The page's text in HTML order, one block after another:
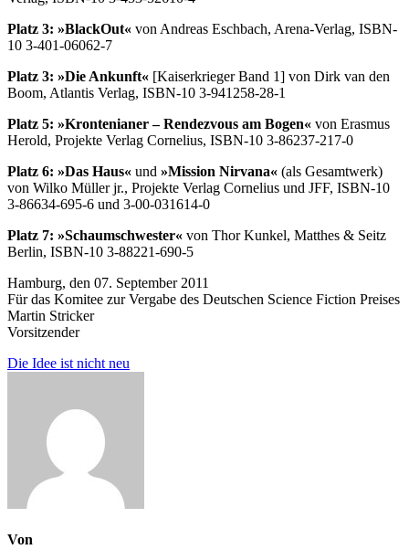
Platz 3: »BlackOut« von Andreas Eschbach, Arena-Verlag, ISBN-
10 3-401-06062-7
Platz 3: »Die Ankunft« [Kaiserkrieger Band 1] von Dirk van den
Boom, Atlantis Verlag, ISBN-10 3-941258-28-1
Platz 5: »Krontenianer – Rendezvous am Bogen« von Erasmus
Herold, Projekte Verlag Cornelius, ISBN-10 3-86237-217-0
Platz 6: »Das Haus« und »Mission Nirvana« (als Gesamtwerk)
von Wilko Müller jr., Projekte Verlag Cornelius und JFF, ISBN-10
3-86634-695-6 und 3-00-031614-0
Platz 7: »Schaumschwester« von Thor Kunkel, Matthes & Seitz
Berlin, ISBN-10 3-88221-690-5
Hamburg, den 07. September 2011
Für das Komitee zur Vergabe des Deutschen Science Fiction Preises
Martin Stricker
Vorsitzender
Beitragsnavigation
Die Idee ist nicht neu
Von